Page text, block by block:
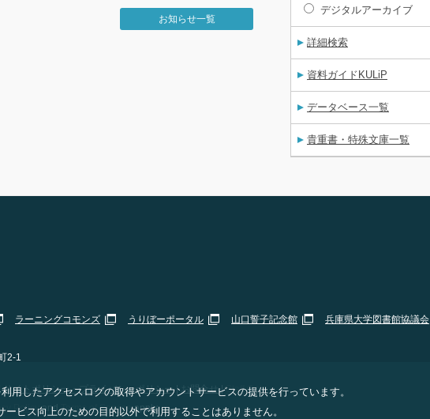
お知らせ一覧
デジタルアーカイブ
詳細検索
資料ガイドKULiP
データベース一覧
貴重書・特殊文庫一覧
ラーニングコモンズ うりぼーポータル 山口誓子記念館
兵庫県大学図書館協議会
2-1
サイトポリシー・プライバシーポリシー| お問合せ |Staff Only
PolicyandTerms of Serviceapply.
用したアクセスログの取得やアカウントサービスの提供を行っています。
ビス向上のための目的以外で利用することはありません。